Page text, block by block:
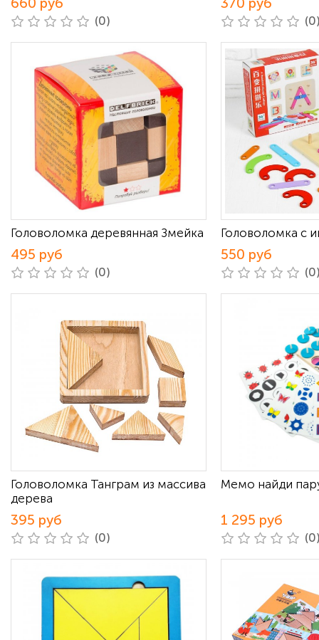
(0)
Головоломка деревянная Змейка
495 руб
(0)
Головоломка с
550 руб
Головоломка Танграм из массива
дерева
395 руб
(0)
Мемо найди
1 295 руб